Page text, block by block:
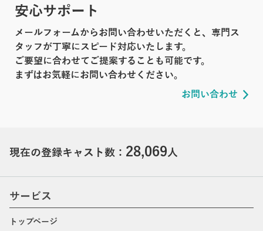
安心サポート
メールフォームからお問い合わせいただくと、専門ス
タッフが丁寧にスピード対応いたします。
ご要望に合わせてご提案することも可能です。
まずはお気軽にお問い合わせください。
お問い合わせ
現在の登録キャスト数： 28,069人
サービス
トップページ